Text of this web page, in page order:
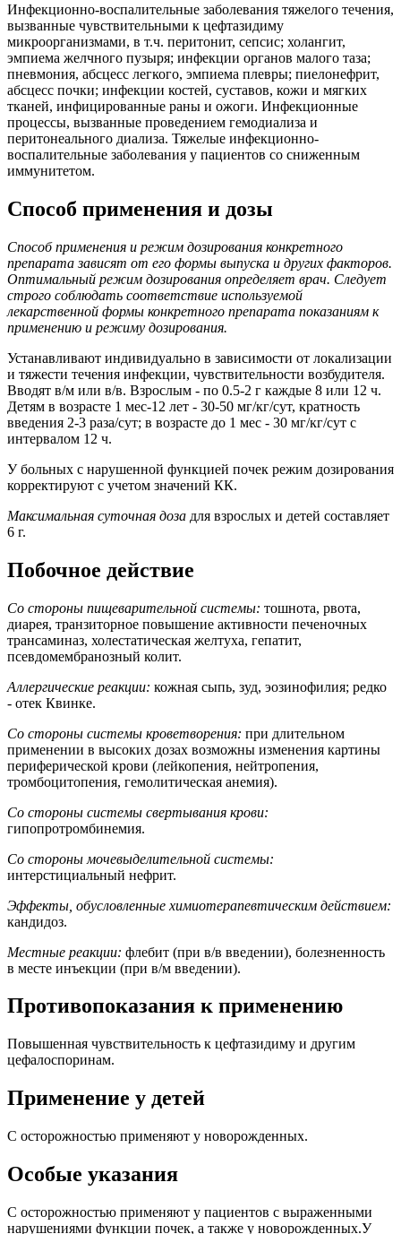
Инфекционно-воспалительные заболевания тяжелого течения,
вызванные чувствительными к цефтазидиму
микроорганизмами, в т.ч. перитонит, сепсис; холангит,
эмпиема желчного пузыря; инфекции органов малого таза;
пневмония, абсцесс легкого, эмпиема плевры; пиелонефрит,
абсцесс почки; инфекции костей, суставов, кожи и мягких
тканей, инфицированные раны и ожоги. Инфекционные
процессы, вызванные проведением гемодиализа и
перитонеального диализа. Тяжелые инфекционно-
воспалительные заболевания у пациентов со сниженным
иммунитетом.
Способ применения и дозы
Способ применения и режим дозирования конкретного
препарата зависят от его формы выпуска и других факторов.
Оптимальный режим дозирования определяет врач. Следует
строго соблюдать соответствие используемой
лекарственной формы конкретного препарата показаниям к
применению и режиму дозирования.
Устанавливают индивидуально в зависимости от локализации
и тяжести течения инфекции, чувствительности возбудителя.
Вводят в/м или в/в. Взрослым - по 0.5-2 г каждые 8 или 12 ч.
Детям в возрасте 1 мес-12 лет - 30-50 мг/кг/сут, кратность
введения 2-3 раза/сут; в возрасте до 1 мес - 30 мг/кг/сут с
интервалом 12 ч.
У больных с нарушенной функцией почек режим дозирования
корректируют с учетом значений КК.
Максимальная суточная доза для взрослых и детей составляет
6 г.
Побочное действие
Со стороны пищеварительной системы: тошнота, рвота,
диарея, транзиторное повышение активности печеночных
трансаминаз, холестатическая желтуха, гепатит,
псевдомембранозный колит.
Аллергические реакции: кожная сыпь, зуд, эозинофилия; редко
- отек Квинке.
Со стороны системы кроветворения: при длительном
применении в высоких дозах возможны изменения картины
периферической крови (лейкопения, нейтропения,
тромбоцитопения, гемолитическая анемия).
Со стороны системы свертывания крови:
гипопротромбинемия.
Cо стороны мочевыделительной системы:
интерстициальный нефрит.
Эффекты, обусловленные химиотерапевтическим действием:
кандидоз.
Местные реакции: флебит (при в/в введении), болезненность
в месте инъекции (при в/м введении).
Противопоказания к применению
Повышенная чувствительность к цефтазидиму и другим
цефалоспоринам.
Применение у детей
С осторожностью применяют у новорожденных.
Особые указания
С осторожностью применяют у пациентов с выраженными
нарушениями функции почек, а также у новорожденных.У